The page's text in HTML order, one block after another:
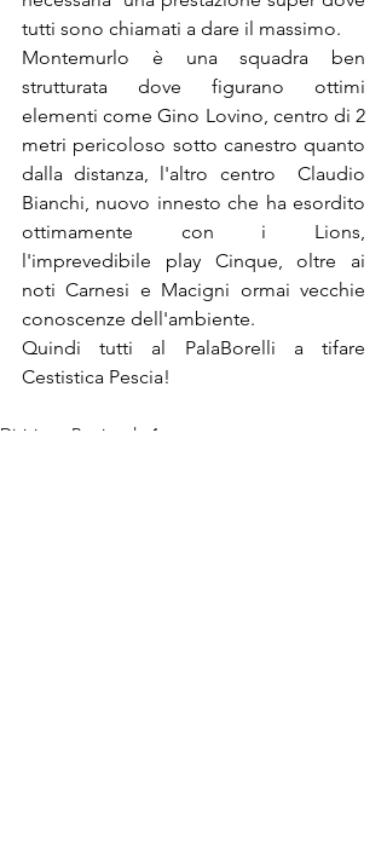
tutti sono chiamati a dare il massimo.
Montemurlo è una squadra ben
strutturata dove figurano ottimi
elementi come Gino Lovino, centro di 2
metri pericoloso sotto canestro quanto
dalla distanza, l'altro centro  Claudio
Bianchi, nuovo innesto che ha esordito
ottimamente con i Lions,
l'imprevedibile play Cinque, oltre ai
noti Carnesi e Macigni ormai vecchie
conoscenze dell'ambiente.
Quindi tutti al PalaBorelli a tifare
Cestistica Pescia!
Divisione Regionale 1